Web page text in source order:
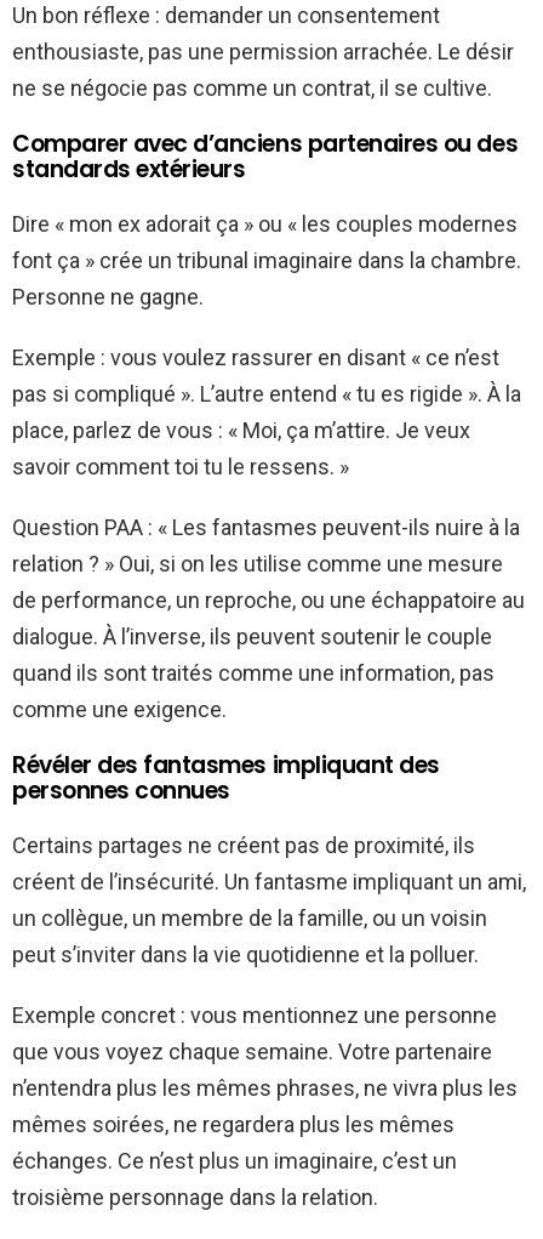
Un bon réflexe : demander un consentement
enthousiaste, pas une permission arrachée. Le désir
ne se négocie pas comme un contrat, il se cultive.
Comparer avec d’anciens partenaires ou des
standards extérieurs
Dire « mon ex adorait ça » ou « les couples modernes
font ça » crée un tribunal imaginaire dans la chambre.
Personne ne gagne.
Exemple : vous voulez rassurer en disant « ce n’est
pas si compliqué ». L’autre entend « tu es rigide ». À la
place, parlez de vous : « Moi, ça m’attire. Je veux
savoir comment toi tu le ressens. »
Question PAA : « Les fantasmes peuvent-ils nuire à la
relation ? » Oui, si on les utilise comme une mesure
de performance, un reproche, ou une échappatoire au
dialogue. À l’inverse, ils peuvent soutenir le couple
quand ils sont traités comme une information, pas
comme une exigence.
Révéler des fantasmes impliquant des
personnes connues
Certains partages ne créent pas de proximité, ils
créent de l’insécurité. Un fantasme impliquant un ami,
un collègue, un membre de la famille, ou un voisin
peut s’inviter dans la vie quotidienne et la polluer.
Exemple concret : vous mentionnez une personne
que vous voyez chaque semaine. Votre partenaire
n’entendra plus les mêmes phrases, ne vivra plus les
mêmes soirées, ne regardera plus les mêmes
échanges. Ce n’est plus un imaginaire, c’est un
troisième personnage dans la relation.